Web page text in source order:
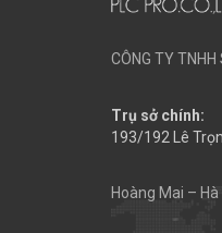
CÔNG TY
Trụ sở chính:
193/192 Lê
Hoàng Mai – Hà